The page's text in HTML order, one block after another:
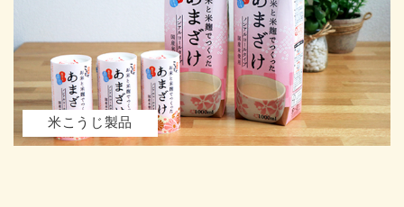
米こうじ製品